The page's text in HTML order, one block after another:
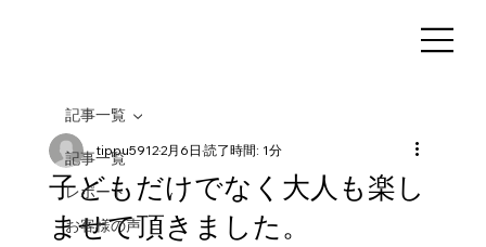
記事一覧
レポート
お客様の声
記事一覧
子どもだけでなく大人も楽し
ませて頂きました。
tippu59122月6日 読了時間: 1分